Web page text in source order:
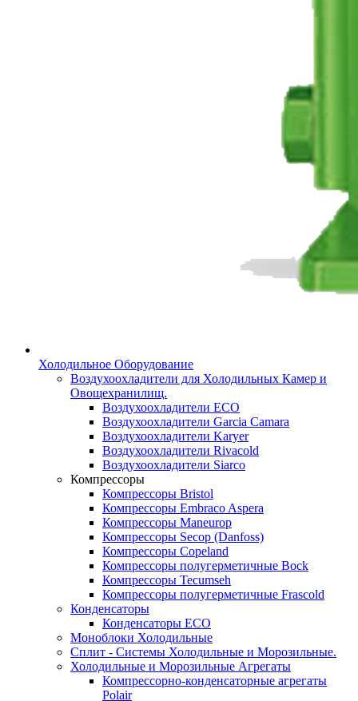
Холодильное Оборудование
Воздухоохладители для Холодильных Камер и
Овощехранилищ.
Воздухоохладители ECO
Воздухоохладители Garcia Camara
Воздухоохладители Karyer
Воздухоохладители Rivacold
Воздухоохладители Siarco
Компрессоры
Компрессоры Bristol
Компрессоры Embraco Aspera
Компрессоры Maneurop
Компрессоры Secop (Danfoss)
Компрессоры Copeland
Компрессоры полугерметичные Bock
Компрессоры Tecumseh
Компрессоры полугерметичные Frascold
Конденсаторы
Конденсаторы ECO
Моноблоки Холодильные
Сплит - Системы Холодильные и Морозильные.
Холодильные и Морозильные Агрегаты
Компрессорно-конденсаторные агрегаты
Polair